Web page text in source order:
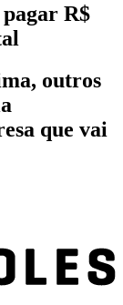
R$
outros
que vai